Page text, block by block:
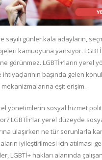
sayılı günler kala adayların,
kamuoyuna yansıyor.
görünmez. LGBTİ+’ların yerel
başında gelen
eşit erişim.
yönetimlerin sosyal hizmet
LGBTİ+’lar yerel düzeyde
ulaşırken ne tür sorunlarla
iyileştirilmesi için atılması
LGBTİ+ hakları alanında